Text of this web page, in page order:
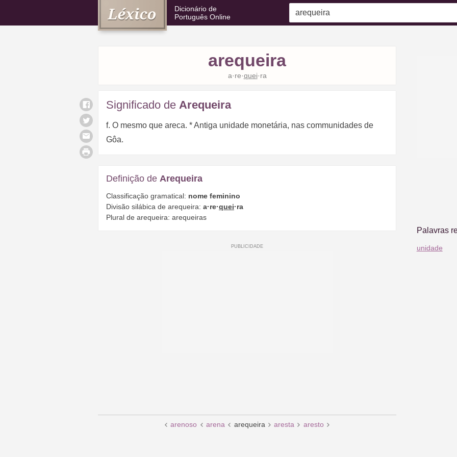
Dicionário de
Português Online
arequeira
a·re·quei·ra
Significado de Arequeira
f. O mesmo que areca. * Antiga unidade monetária, nas communidades de
Gôa.
Definição de Arequeira
Classificação gramatical: nome feminino
Divisão silábica de arequeira: a·re·quei·ra
Plural de arequeira: arequeiras
arenoso arena arequeira aresta aresto
Palavras
unidade